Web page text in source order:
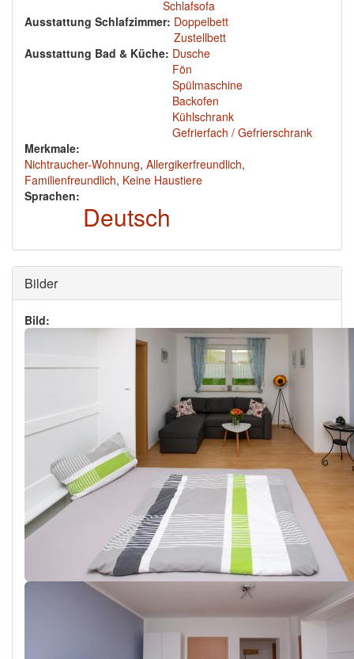
Schlafsofa
Ausstattung Schlafzimmer: Doppelbett
Zustellbett
Ausstattung Bad & Küche: Dusche
Fön
Spülmaschine
Backofen
Kühlschrank
Gefrierfach / Gefrierschrank
Merkmale:
Nichtraucher-Wohnung, Allergikerfreundlich,
Familienfreundlich, Keine Haustiere
Sprachen:
Deutsch
Ausblenden
Bilder
Bild: